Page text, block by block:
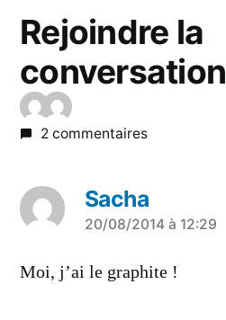
Rejoindre la
conversation
2 commentaires
Sacha
a
dit :
20/08/2014 à 12:29
Moi, j’ai le graphite !